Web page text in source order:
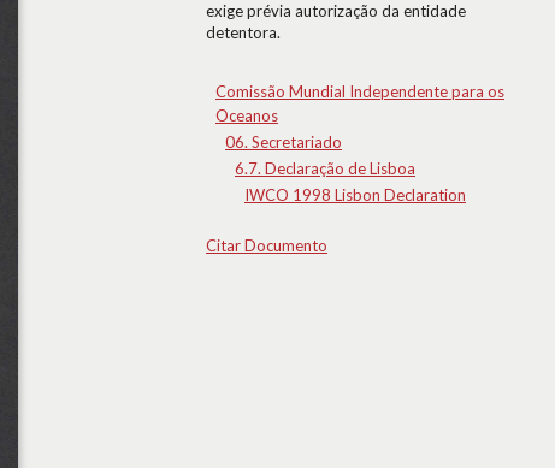
exige prévia autorização da entidade
detentora.
Comissão Mundial Independente para os
Oceanos
06. Secretariado
6.7. Declaração de Lisboa
IWCO 1998 Lisbon Declaration
Citar Documento